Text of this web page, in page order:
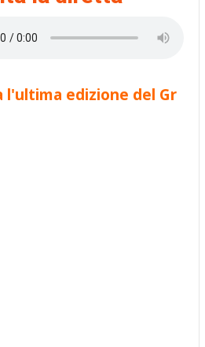
l'ultima edizione del Gr